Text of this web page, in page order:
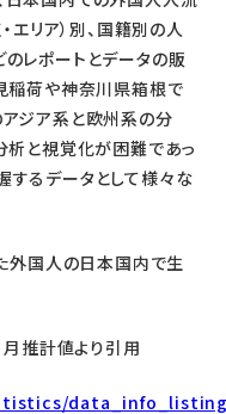
エリア）別、国籍別の人
レポートとデータの販
稲荷や神奈川県箱根で
ジア系と欧州系の分
析と視覚化が困難であっ
るデータとして様々な
外国人の日本国内で生
月推計値より引用